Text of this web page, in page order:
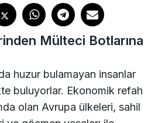
Mülteci Botlarına
huzur bulamayan insanlar
buluyorlar. Ekonomik refah
olan Avrupa ülkeleri, sahil